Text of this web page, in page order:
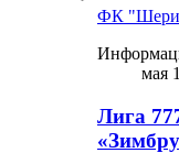
ФК
мая
Лига